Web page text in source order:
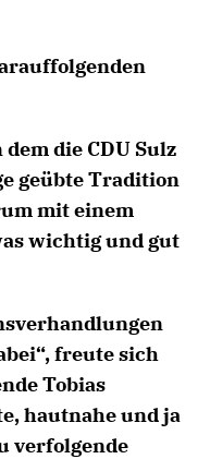
die CDU Sulz
geübte Tradition
mit einem
wichtig und gut
freute sich
Tobias
hautnahe und ja
verfolgende